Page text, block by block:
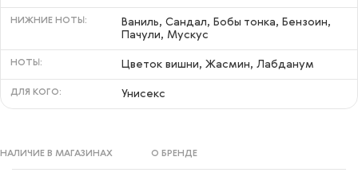
НИЖНИЕ НОТЫ:
Ваниль, Сандал, Бобы тонка, Бензоин,
Пачули, Мускус
НОТЫ: Цветок вишни, Жасмин, Лабданум
ДЛЯ КОГО: Унисекс
НАЛИЧИЕ В МАГАЗИНАХ О БРЕНДЕ